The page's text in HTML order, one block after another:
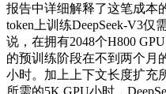
报告中详细解释了这笔成本
token上训练DeepSeek-V3仅
说，在拥有2048个H800
的预训练阶段在不到两个月
小时。加上上下文长度扩充
所需的5K GPU小时，